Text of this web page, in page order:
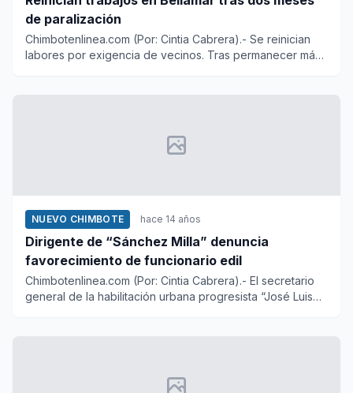
de paralización
Chimbotenlinea.com (Por: Cintia Cabrera).- Se reinician
labores por exigencia de vecinos. Tras permanecer más
NUEVO CHIMBOTE hace 14 años
Dirigente de “Sánchez Milla” denuncia
favorecimiento de funcionario edil
Chimbotenlinea.com (Por: Cintia Cabrera).- El secretario
general de la habilitación urbana progresista “José Luis